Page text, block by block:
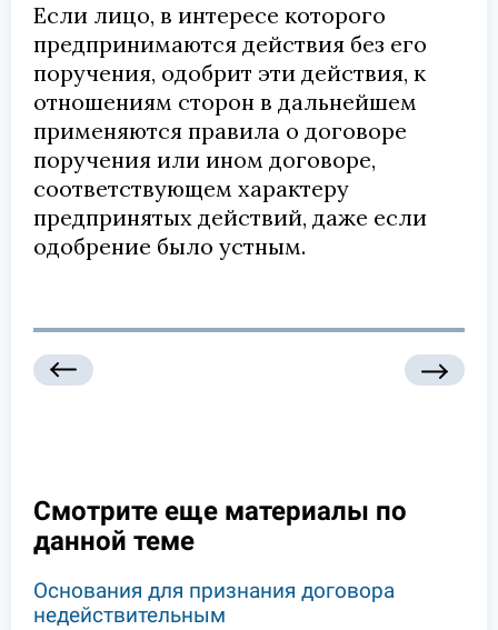
Если лицо, в интересе которого
предпринимаются действия без его
поручения, одобрит эти действия, к
отношениям сторон в дальнейшем
применяются правила о договоре
поручения или ином договоре,
соответствующем характеру
предпринятых действий, даже если
одобрение было устным.
Смотрите еще материалы по
данной теме
Основания для признания договора
недействительным